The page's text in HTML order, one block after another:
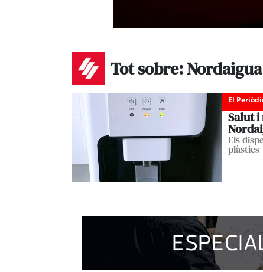
Tot sobre: Nordaigua
El
Salut
Els
plàstics